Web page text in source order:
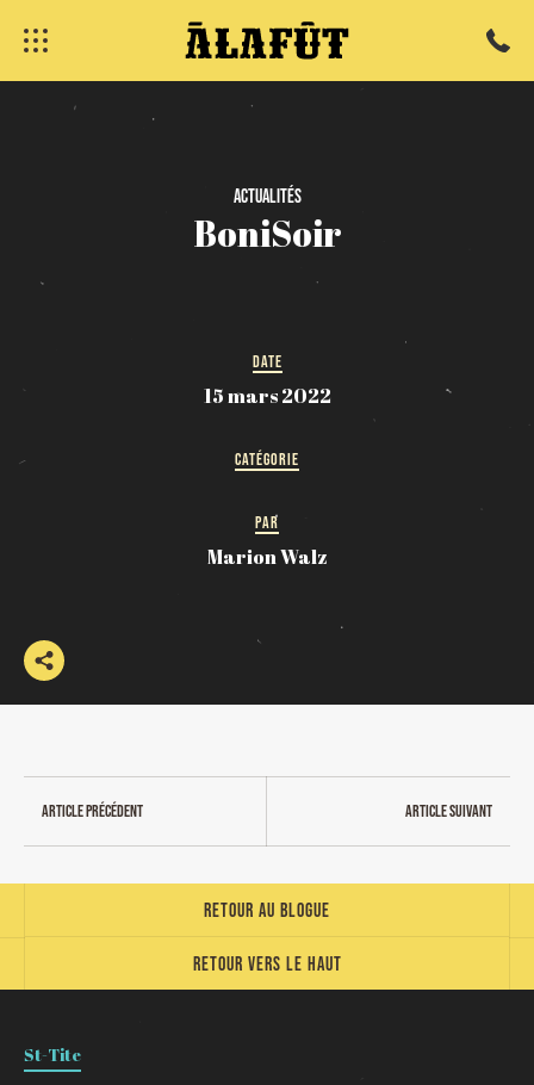
Actualités
BoniSoir
DATE
15 mars 2022
CATÉGORIE
PAR
Marion Walz
Article précédent Article suivant
Retour vers le haut
Retour au blogue
St-Tite